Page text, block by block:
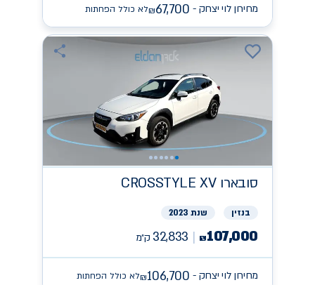
מחירון לוי יצחק - ₪67,700 לא כולל הפחתות
סובארוCROSSTYLE XV
בנזין שנת 2023
₪107,000
32,833 ק״מ
מחירון לוי יצחק - ₪106,700 לא כולל הפחתות